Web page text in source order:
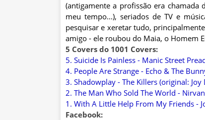
(antigamente a profissão era chamada
meu tempo...), seriados de TV e
pesquisar e xeretar tudo,
amigo - ele roubou do Maia, o Homem
5 Covers do 1001 Covers:
5. Suicide Is Painless - Manic Street
4. People Are Strange - Echo & The
3. Shadowplay - The Killers (original: Joy
2. The Man Who Sold The World -
1. With A Little Help From My Friends -
Facebook: